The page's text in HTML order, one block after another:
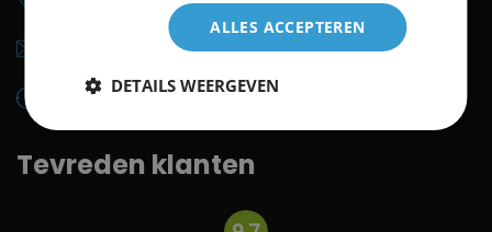
info@shutterexperience.nl
Ma - Vrij 09:30 – 12:30 uur 13:00 – 17:00 uur
Tevreden klanten
ALLES ACCEPTEREN
DETAILS WEERGEVEN